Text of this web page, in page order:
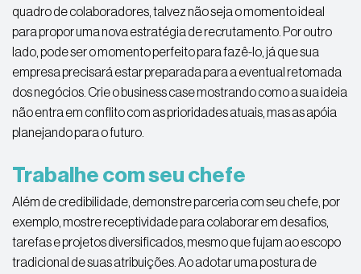
quadro de colaboradores, talvez não seja o momento ideal
para propor uma nova estratégia de recrutamento. Por outro
lado, pode ser o momento perfeito para fazê-lo, já que sua
empresa precisará estar preparada para a eventual retomada
dos negócios. Crie o business case mostrando como a sua ideia
não entra em conflito com as prioridades atuais, mas as apóia
planejando para o futuro.
Trabalhe com seu chefe
Além de credibilidade, demonstre parceria com seu chefe, por
exemplo, mostre receptividade para colaborar em desafios,
tarefas e projetos diversificados, mesmo que fujam ao escopo
tradicional de suas atribuições. Ao adotar uma postura de